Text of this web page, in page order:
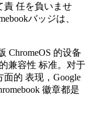
責 任を負いませ
バッジは、
ChromeOS 的设备
兼容性 标准。对于
的 表现，Google
徽章都是